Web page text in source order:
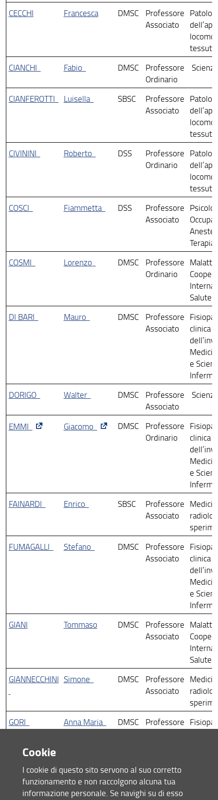
CECCHI
Francesca DMSC
Professore
Associato
tessuti
CIANCHI
Fabio DMSC
Professore
Ordinario
CIANFEROTTI Luisella SBSC
Professore
Associato
tessuti
CIVININI
Roberto DSS
Professore
Ordinario
tessuti
COSCI
Fiammetta DSS
Professore
Associato
Terapia
COSMI
Lorenzo DMSC
Professore
Ordinario
Salute
DI BARI
Mauro DMSC
Professore
Associato
clinica e
e
DORIGO
Walter DMSC
Professore
Associato
EMMI Giacomo DMSC
Professore
Ordinario
clinica e
e
FAINARDI
Enrico SBSC
Professore
Associato
FUMAGALLI
Stefano DMSC
Professore
Associato
clinica e
e
GIANI
Tommaso DMSC
Professore
Associato
Salute
GIANNECCHINI Simone DMSC
Professore
Associato
GORI
Anna Maria DMSC
Professore
Cookie
I cookie di questo sito servono al suo corretto
funzionamento e non raccolgono alcuna tua
informazione personale. Se navighi su di esso